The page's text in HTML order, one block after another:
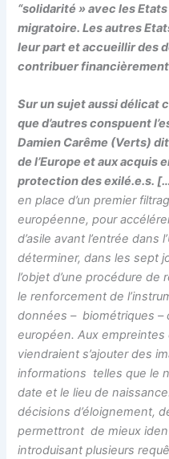
“solidarité » avec les
migratoire. Les autres
leur part et accueillir des
contribuer
Sur un sujet aussi délicat
que d’autres conspuent
Damien Carême (Verts)
de l’Europe et aux acquis
protection des exilé.e.s.
en place d’un premier
européenne, pour
d’asile avant l’entrée dans
déterminer, dans les sept
l’objet d’une procédure
le renforcement de
données – biométriques –
européen. Aux
viendraient s’ajouter des
informations telles que le
date et le lieu de
décisions d’éloignement,
permettront de mieux
introduisant plusieurs